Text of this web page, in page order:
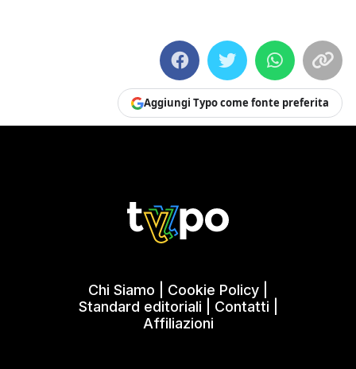
Aggiungi Typo come fonte preferita
Chi Siamo Cookie Policy
Standard editoriali
Contatti
Affiliazioni